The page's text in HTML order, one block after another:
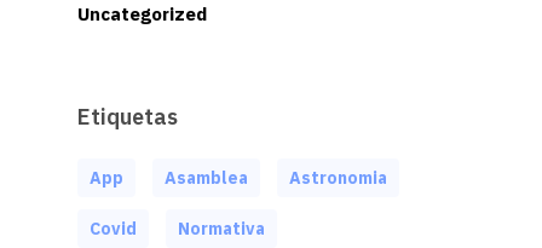
Uncategorized
Etiquetas
App Asamblea Astronomia
Covid Normativa